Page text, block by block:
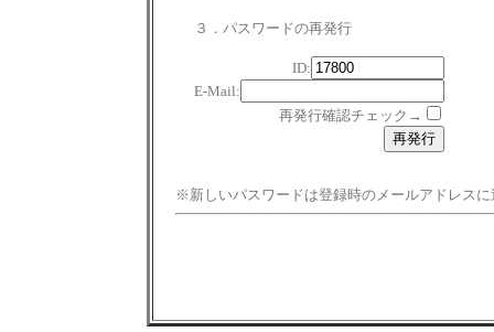
３．パスワードの再発行
ID:
E-Mail:
再発行確認チェック→
※新しいパスワードは登録時のメールアドレスに